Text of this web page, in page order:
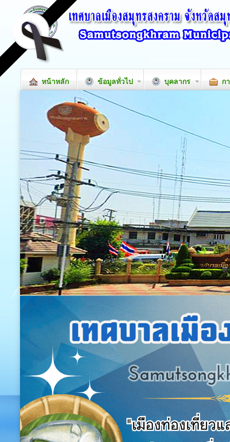
หน้าหลัก ข้อมูลทั่วไป บุคลากร ก